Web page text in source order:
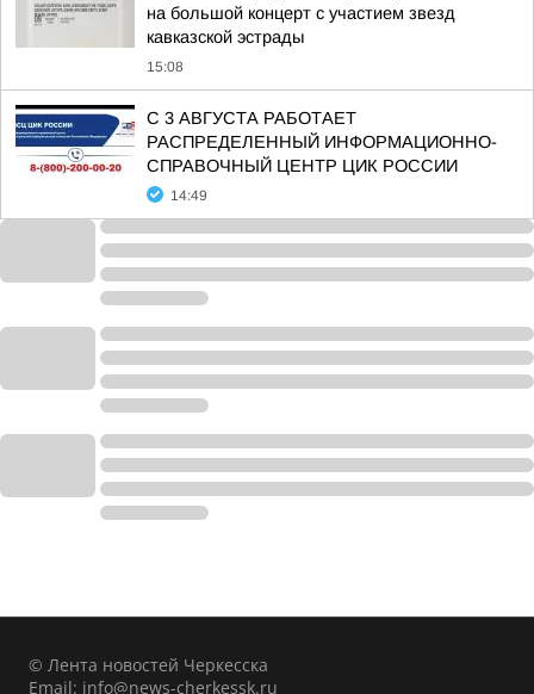
на большой концерт с участием звезд
кавказской эстрады
15:08
С 3 АВГУСТА РАБОТАЕТ
РАСПРЕДЕЛЕННЫЙ ИНФОРМАЦИОННО-
СПРАВОЧНЫЙ ЦЕНТР ЦИК РОССИИ
14:49
© Лента новостей Черкесска
Email: info@news-cherkessk.ru